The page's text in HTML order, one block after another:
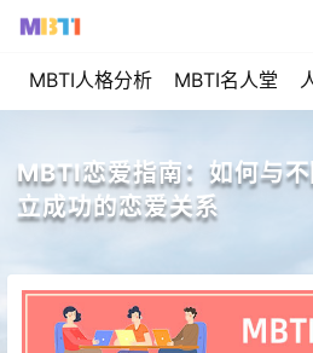
MBTI人格分析 MBTI名人堂
MBTI恋爱指南：如何与
立成功的恋爱关系